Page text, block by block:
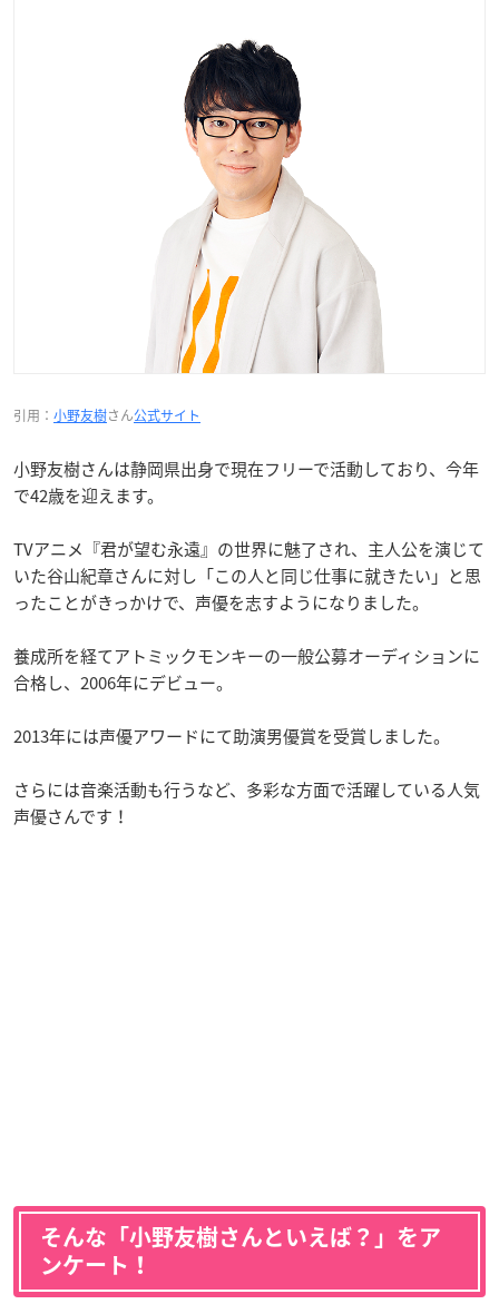
引用： 小野友樹さん公式サイト
小野友樹さんは静岡県出身で現在フリーで活動しており、今年
で42歳を迎えます。
TVアニメ『君が望む永遠』の世界に魅了され、主人公を演じて
いた谷山紀章さんに対し「この人と同じ仕事に就きたい」と思
ったことがきっかけで、声優を志すようになりました。
養成所を経てアトミックモンキーの一般公募オーディションに
合格し、2006年にデビュー。
2013年には声優アワードにて助演男優賞を受賞しました。
さらには音楽活動も行うなど、多彩な方面で活躍している人気
声優さんです！
そんな「小野友樹さんといえば？」をア
ンケート！